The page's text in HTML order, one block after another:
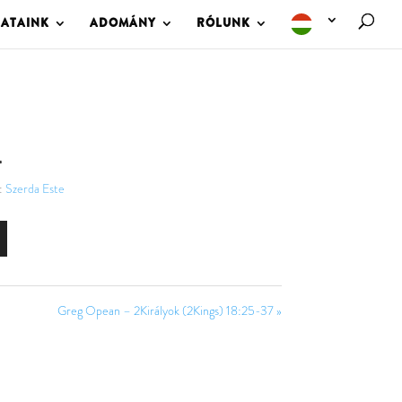
ADOMÁNY RÓLUNK
Szerda Este
Greg Opean – 2Királyok (2Kings) 18:25-37 »